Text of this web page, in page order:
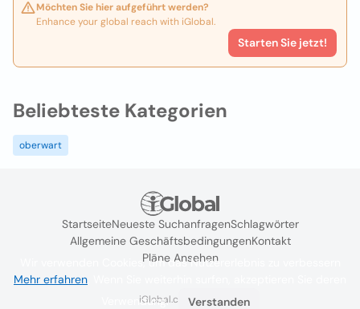
Möchten Sie hier aufgeführt werden?
Enhance your global reach with iGlobal.
Starten Sie jetzt!
Beliebteste Kategorien
oberwart
StartseiteNeueste SuchanfragenSchlagwörter
Allgemeine GeschäftsbedingungenKontakt
Pläne Ansehen
iGlobal.co @ 2024
Wir verwenden Cookies, um das Nutzererlebnis zu verbessern
Mehr erfahren
Verwendung.
Verstanden